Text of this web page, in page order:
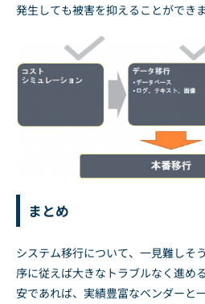
発生しても被害を抑えることができま
まとめ
システム移行について、一見難しそ
序に従えば大きなトラブルなく進め
安であれば、実績豊富なベンダーと